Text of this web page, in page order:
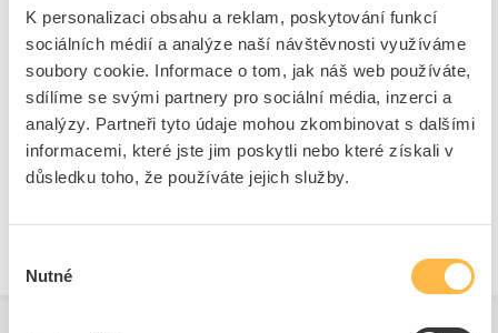
K personalizaci obsahu a reklam, poskytování funkcí
sociálních médií a analýze naší návštěvnosti využíváme
soubory cookie. Informace o tom, jak náš web používáte,
sdílíme se svými partnery pro sociální média, inzerci a
analýzy. Partneři tyto údaje mohou zkombinovat s dalšími
informacemi, které jste jim poskytli nebo které získali v
důsledku toho, že používáte jejich služby.
souhlasu
Nutné
Adresa: Komárovská 2406/57, 193 00 Praha 9 - Horní Počernice,
Česká republika
Telefon: +420 267 990 440
E-mail:EatonCareCZ@eaton.com
https://www.eaton.com/cz/cs-cz.html
Ke stažení
Technická specifikace.pdf